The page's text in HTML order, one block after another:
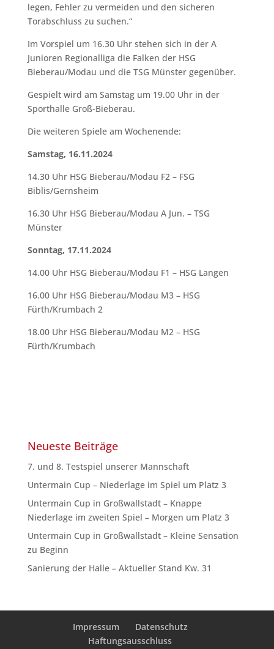
legen, Fehler zu vermeiden und den sicheren
Torabschluss zu suchen.“
Im Vorspiel um 16.30 Uhr stehen sich in der A
Junioren Regionalliga die Falken der HSG
Bieberau/Modau und die TSG Münster gegenüber.
Gespielt wird am Samstag um 19.00 Uhr in der
Sporthalle Groß-Bieberau.
Die weiteren Spiele am Wochenende:
Samstag, 16.11.2024
14.30 Uhr HSG Bieberau/Modau F2 – FSG
Biblis/Gernsheim
16.30 Uhr HSG Bieberau/Modau A Jun. – TSG
Münster
Sonntag, 17.11.2024
14.00 Uhr HSG Bieberau/Modau F1 – HSG Langen
16.00 Uhr HSG Bieberau/Modau M3 – HSG
Fürth/Krumbach 2
18.00 Uhr HSG Bieberau/Modau M2 – HSG
Fürth/Krumbach
Neueste Beiträge
7. und 8. Testspiel unserer Mannschaft
Untermain Cup – Niederlage im Spiel um Platz 3
Untermain Cup in Großwallstadt – Knappe
Niederlage im zweiten Spiel – Morgen um Platz 3
Untermain Cup in Großwallstadt – Kleine Sensation
zu Beginn
Sanierung der Halle – Aktueller Stand Kw. 31
Impressum
Datenschutz
Haftungsausschluss